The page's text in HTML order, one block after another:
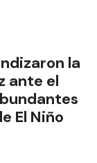
la
ante el
El Niño